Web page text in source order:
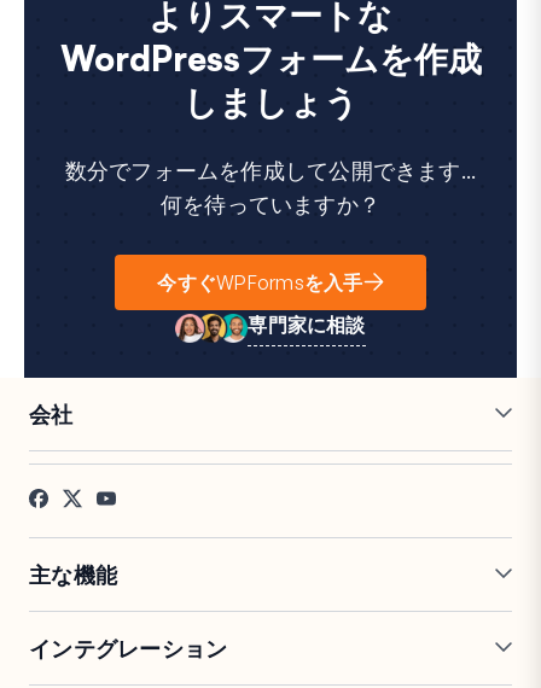
よりスマートな
WordPressフォームを作成
しましょう
数分でフォームを作成して公開できます...
何を待っていますか？
今すぐWPFormsを入手
専門家に相談
会社
採用情報
お客様の声
プレス
アフィリエイト
主な機能
条件付きロジック
インテグレーション